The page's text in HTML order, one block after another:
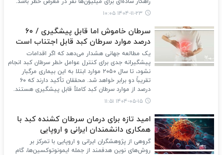
۱۴۰۴-۱۱-۲۳ ۱۰:۰۵
سرطان خاموش اما قابل پیشگیری / ۶۰
درصد موارد سرطان کبد قابل اجتناب است
یک مطالعه جهانی هشدار می‌دهد که اگر اقدامات
پیشگیرانه جدی برای کنترل عوامل خطر سرطان کبد انجام
نشود، تا سال ۲۰۵۰ موارد ابتلا به این بیماری مرگبار
تقریباً دو برابر خواهد شد. محققان تأکید دارند که ۶۰
درصد از موارد سرطان کبد کاملاً قابل پیشگیری هستند.
۱۴۰۴-۰۵-۱۵ ۱۱:۵۱
امید تازه برای درمان سرطان کشنده کبد با
همکاری دانشمندان ایرانی و اروپایی
گروهی از پژوهشگران ایرانی و اروپایی با تمرکز بر
روش‌های نوین هدفمند از جمله ایمونوتوکسین‌ها، گام